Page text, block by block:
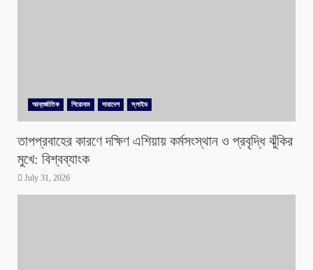
আন্তর্জাতিক শিরোনাম সারাদেশ স্লাইড
তাপপ্রবাহের কারণে দক্ষিণ এশিয়ায় কর্মসংস্থান ও প্রবৃদ্ধি ঝুঁকির
মুখে: বিশ্বব্যাংক
July 31, 2026